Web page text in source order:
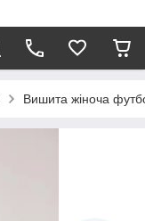
Вишита жіноча